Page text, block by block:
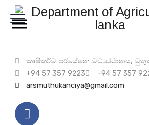
කෘෂිකර්ම පර්යේෂන මධ්‍යස්ථානය,
+94 57 357 9223
+94 57 357
arsmuthukandiya@gmail.com